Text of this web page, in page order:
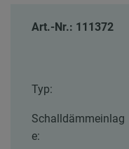
Art.-Nr.: 111372
Typ:
Schalldämmeinlag
e: